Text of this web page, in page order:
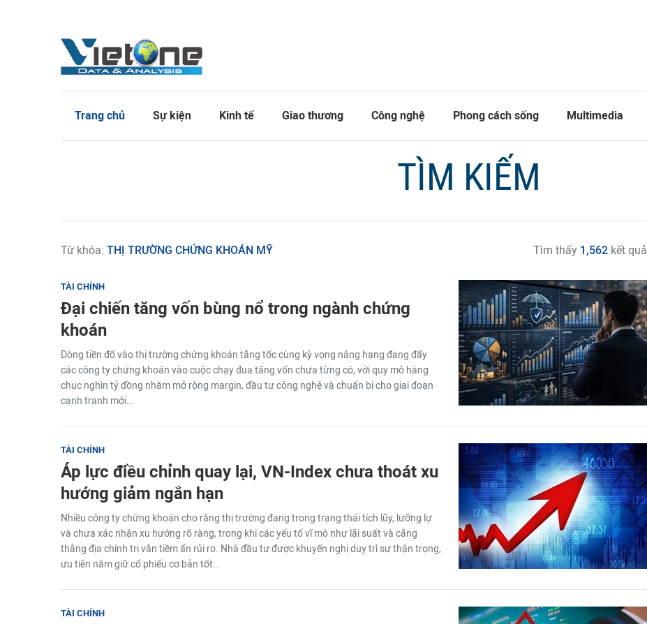
Trang chủ Sự kiện Kinh tế Giao thương Công nghệ Phong cách sống Multimedia
TÌM KIẾM
Từ khóa: THỊ TRƯỜNG CHỨNG KHOÁN MỸ Tìm thấy 1,562 kết quả
TÀI CHÍNH
Đại chiến tăng vốn bùng nổ trong ngành chứng
khoán
Dòng tiền đổ vào thị trường chứng khoán tăng tốc cùng kỳ vọng nâng hạng đang đẩy
các công ty chứng khoán vào cuộc chạy đua tăng vốn chưa từng có, với quy mô hàng
chục nghìn tỷ đồng nhằm mở rộng margin, đầu tư công nghệ và chuẩn bị cho giai đoạn
cạnh tranh mới…
TÀI CHÍNH
Áp lực điều chỉnh quay lại, VN-Index chưa thoát xu
hướng giảm ngắn hạn
Nhiều công ty chứng khoán cho rằng thị trường đang trong trạng thái tích lũy, lưỡng lự
và chưa xác nhận xu hướng rõ ràng, trong khi các yếu tố vĩ mô như lãi suất và căng
thẳng địa chính trị vẫn tiềm ẩn rủi ro. Nhà đầu tư được khuyến nghị duy trì sự thận trọng,
ưu tiên nắm giữ cổ phiếu cơ bản tốt…
TÀI CHÍNH